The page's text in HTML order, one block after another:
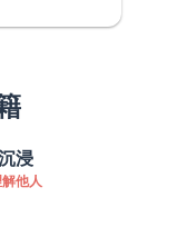
浸
他人